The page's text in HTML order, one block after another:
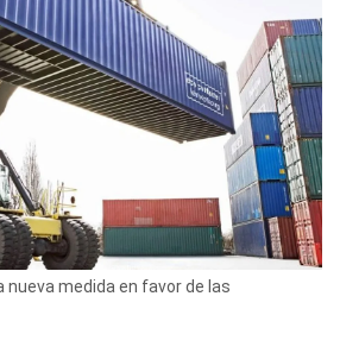
nueva medida en favor de las